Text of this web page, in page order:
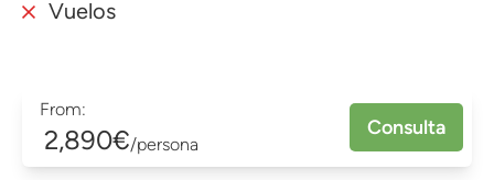
Vuelos
From:
2,890€/persona
Consulta